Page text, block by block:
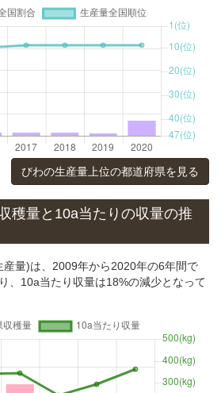
びわの生産量上位の都道府県を見る
穫量と10a当たりの収量の推
量)は、2009年から2020年の6年間で
、10a当たり収量は18%の減少となって